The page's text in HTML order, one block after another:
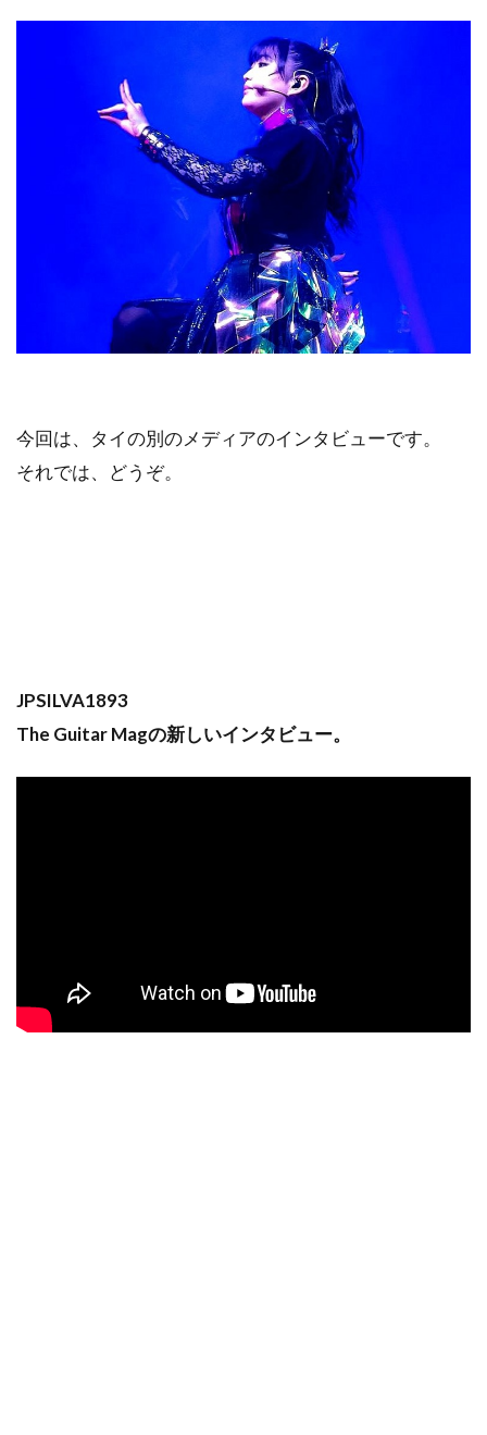
今回は、タイの別のメディアのインタビューです。
それでは、どうぞ。
JPSILVA1893
The Guitar Magの新しいインタビュー。